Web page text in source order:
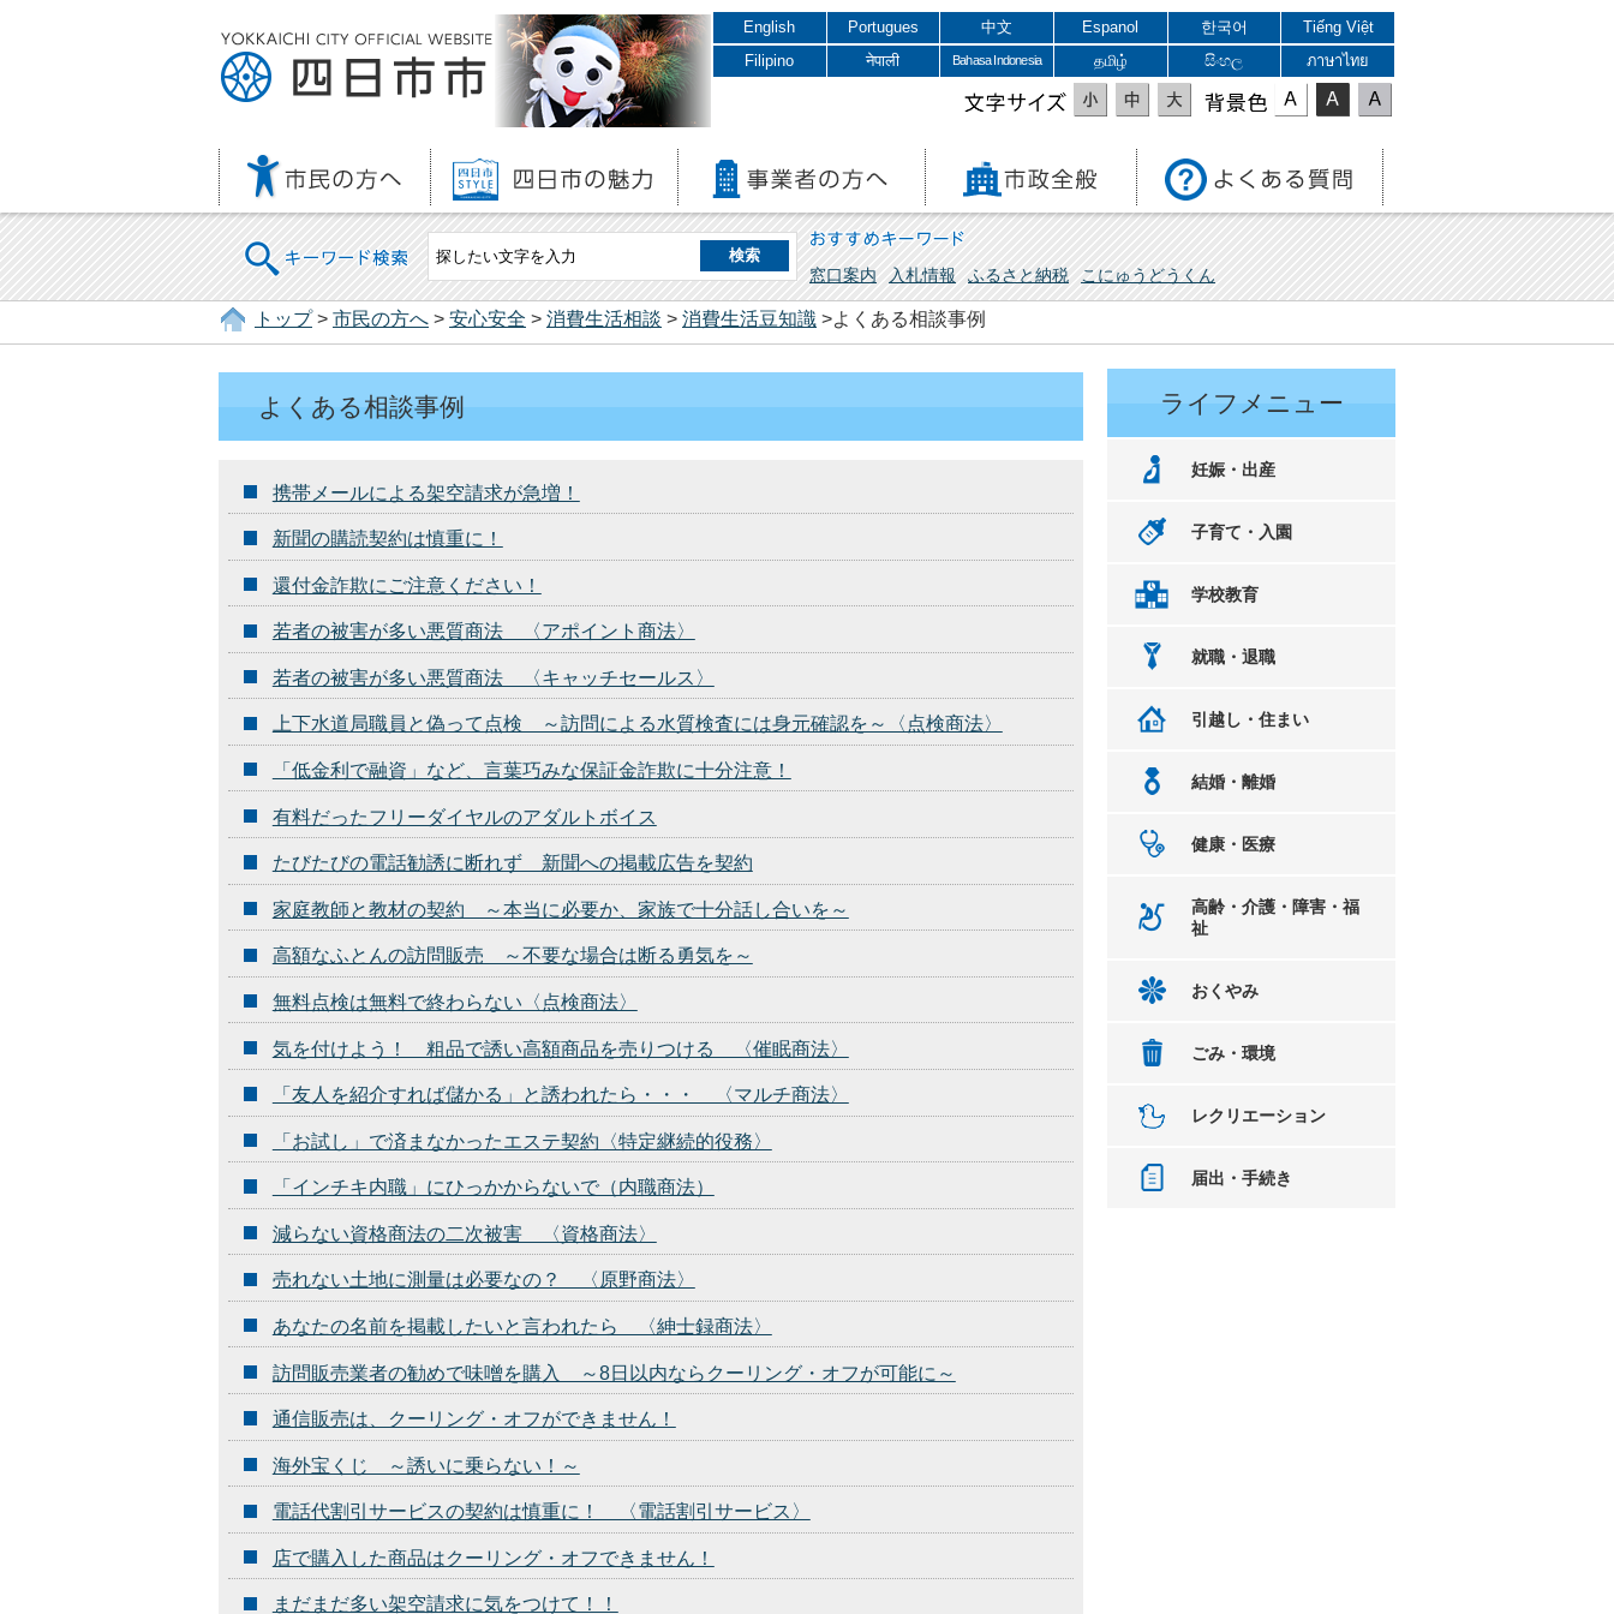
English Portugues 中文 Espanol 한국어
Tiếng Việt
Filipino
नेपाली Bahasa Indonesia தமிழ் සිංහල ภาษาไทย
文字サイズ 表示色
キーワード検索 おすすめキーワード
窓口案内 入札情報 ふるさと納税 こにゅうどうくん
トップ> 市民の方へ > 安心安全 > 消費生活相談 > 消費生活豆知識 >よくある相談事例
よくある相談事例
携帯メールによる架空請求が急増！
新聞の購読契約は慎重に！
還付金詐欺にご注意ください！
若者の被害が多い悪質商法 〈アポイント商法〉
若者の被害が多い悪質商法 〈キャッチセールス〉
上下水道局職員と偽って点検 ～訪問による水質検査には身元確認を～〈点検商法〉
「低金利で融資」など、言葉巧みな保証金詐欺に十分注意！
有料だったフリーダイヤルのアダルトボイス
たびたびの電話勧誘に断れず 新聞への掲載広告を契約
家庭教師と教材の契約 ～本当に必要か、家族で十分話し合いを～
高額なふとんの訪問販売 ～不要な場合は断る勇気を～
無料点検は無料で終わらない〈点検商法〉
気を付けよう！ 粗品で誘い高額商品を売りつける 〈催眠商法〉
「友人を紹介すれば儲かる」と誘われたら・・・ 〈マルチ商法〉
「お試し」で済まなかったエステ契約〈特定継続的役務〉
「インチキ内職」にひっかからないで（内職商法）
減らない資格商法の二次被害 〈資格商法〉
売れない土地に測量は必要なの？ 〈原野商法〉
あなたの名前を掲載したいと言われたら 〈紳士録商法〉
訪問販売業者の勧めで味噌を購入 ～8日以内ならクーリング・オフが可能に～
通信販売は、クーリング・オフができません！
海外宝くじ ～誘いに乗らない！～
電話代割引サービスの契約は慎重に！ 〈電話割引サービス〉
店で購入した商品はクーリング・オフできません！
まだまだ多い架空請求に気をつけて！！
ライフメニュー
妊娠・出産
子育て・入園
学校教育
就職・退職
引越し・住まい
結婚・離婚
健康・医療
高齢・介護・障害・福
祉
おくやみ
ごみ・環境
レクリエーション
届出・手続き